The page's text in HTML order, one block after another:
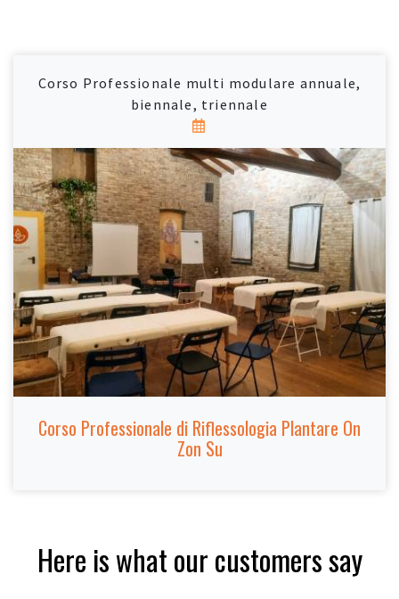
Corso Professionale multi modulare annuale,
biennale, triennale
Corso Professionale di Riflessologia Plantare On
Zon Su
Here is what our customers say